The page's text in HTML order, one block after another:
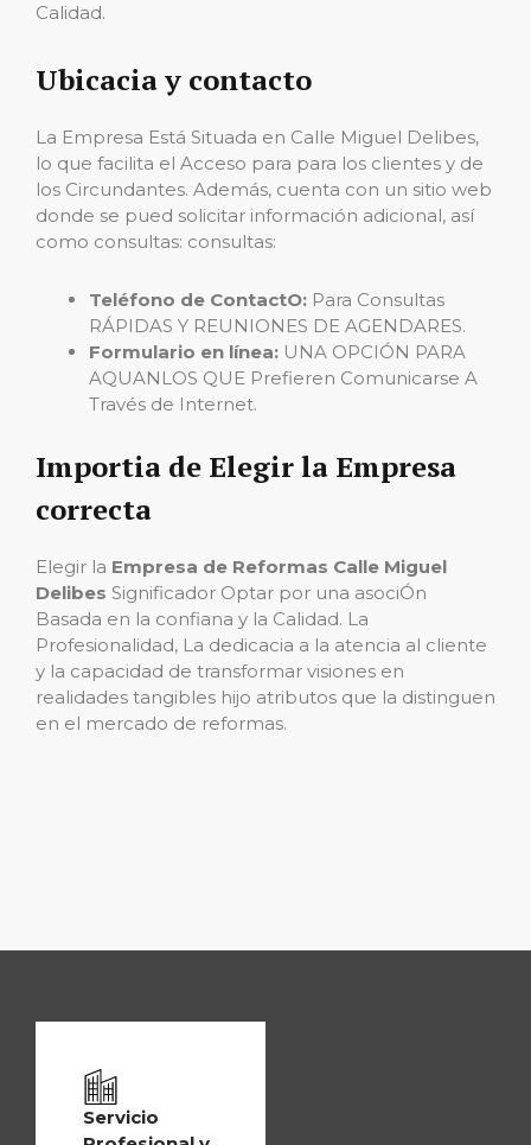
Calidad.
Ubicacia y contacto
La Empresa Está Situada en Calle Miguel Delibes,
lo que facilita el Acceso para para los clientes y de
los Circundantes. Además, cuenta con un sitio web
donde se pued solicitar información adicional, así
como consultas: consultas:
Teléfono de ContactO: Para Consultas
RÁPIDAS Y REUNIONES DE AGENDARES.
Formulario en línea: UNA OPCIÓN PARA
AQUANLOS QUE Prefieren Comunicarse A
Través de Internet.
Importia de Elegir la Empresa
correcta
Elegir la Empresa de Reformas Calle Miguel
Delibes Significador Optar por una asociÓn
Basada en la confiana y la Calidad. La
Profesionalidad, La dedicacia a la atencia al cliente
y la capacidad de transformar visiones en
realidades tangibles hijo atributos que la distinguen
en el mercado de reformas.
Servicio